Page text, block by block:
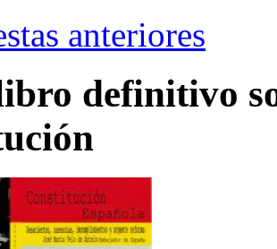
anteriores
definitivo